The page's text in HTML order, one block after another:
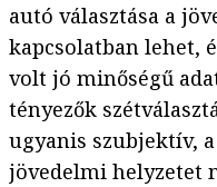
autó választása a
kapcsolatban lehet,
volt jó minőségű
tényezők
ugyanis szubjektív,
jövedelmi helyzetet